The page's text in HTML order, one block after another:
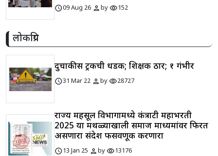
schedule09 Aug 26 personbyvisibility152
लोकप्रिय
दुचाकीस ट्रकची धडक; शिक्षक ठार; १ गंभीर
schedule31 Mar 22 personbyvisibility28727
राज्य महसूल विभागामध्ये कंत्राटी महाभरती
2025 या मथळ्याखाली समाज माध्यमांवर फिरत
असणारा संदेश फसवणूक करणारा
schedule13 Jan 25 personbyvisibility13176